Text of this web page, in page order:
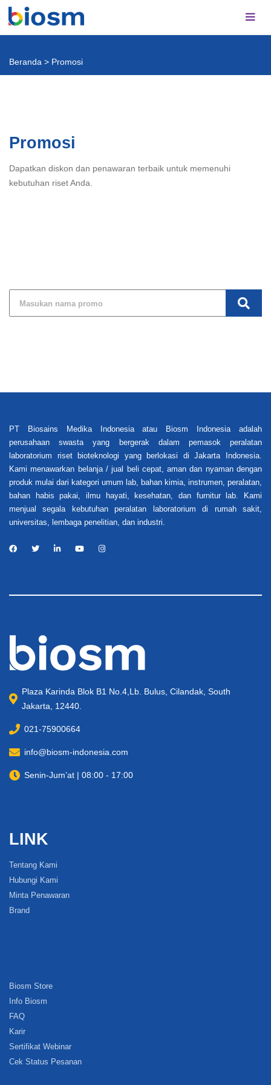
Beranda > Promosi
Promosi
Dapatkan diskon dan penawaran terbaik untuk memenuhi
kebutuhan riset Anda.
PT Biosains Medika Indonesia atau Biosm Indonesia adalah
perusahaan swasta yang bergerak dalam pemasok peralatan
laboratorium riset bioteknologi yang berlokasi di Jakarta Indonesia.
Kami menawarkan belanja / jual beli cepat, aman dan nyaman dengan
produk mulai dari kategori umum lab, bahan kimia, instrumen, peralatan,
bahan habis pakai, ilmu hayati, kesehatan, dan furnitur lab. Kami
menjual segala kebutuhan peralatan laboratorium di rumah sakit,
universitas, lembaga penelitian, dan industri.
Plaza Karinda Blok B1 No.4,Lb. Bulus, Cilandak, South
Jakarta, 12440.
021-75900664
info@biosm-indonesia.com
Senin-Jum’at | 08:00 - 17:00
LINK
Tentang Kami
Hubungi Kami
Minta Penawaran
Brand
Biosm Store
Info Biosm
FAQ
Karir
Sertifikat Webinar
Cek Status Pesanan